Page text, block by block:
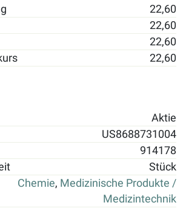
22,60
22,60
22,60
22,60
Aktie
US8688731004
914178
Stück
Chemie, Medizinische Produkte /
Medizintechnik